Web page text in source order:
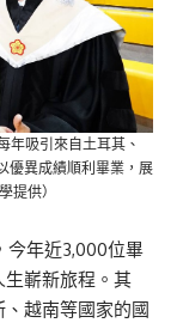
年吸引來自土耳其、
優異成績順利畢業，展
提供）
今年近3,000位畢
嶄新旅程。其
越南等國家的國